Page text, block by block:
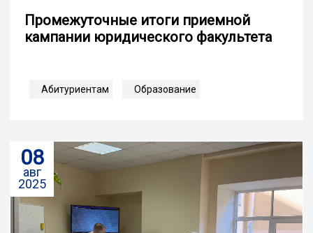
Промежуточные итоги приемной
кампании юридического факультета
Абитуриентам Образование
08
авг
2025